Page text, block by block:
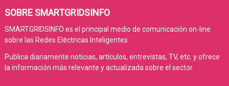
SOBRE SMARTGRIDSINFO
SMARTGRIDSINFO es el principal medio de comunicación on-line
sobre las Redes Eléctricas Inteligentes.
Publica diariamente noticias, artículos, entrevistas, TV, etc. y ofrece
la información más relevante y actualizada sobre el sector.